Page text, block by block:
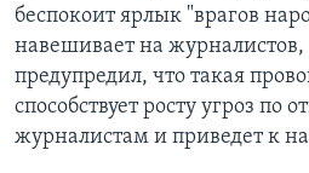
беспокоит ярлык "врагов
навешивает на журналистов,
предупредил, что такая
способствует росту угроз по
журналистам и приведет к